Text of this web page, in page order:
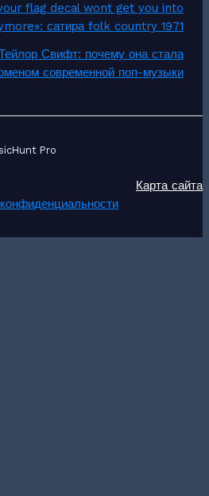
flag decal wont get you into
сатира folk country 1971
Свифт: почему она стала
современной поп-музыки
Pro
Карта сайта